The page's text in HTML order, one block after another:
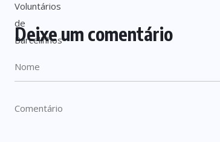
Deixe um comentário